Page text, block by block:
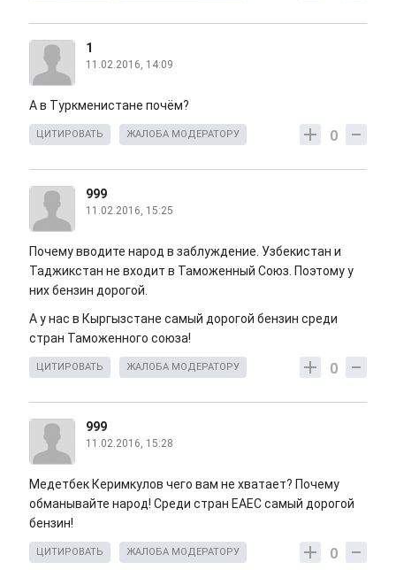
1
11.02.2016, 14:09
А в Туркменистане почём?
0
ЦИТИРОВАТЬ ЖАЛОБА МОДЕРАТОРУ
999
11.02.2016, 15:25
Почему вводите народ в заблуждение. Узбекистан и
Таджикстан не входит в Таможенный Союз. Поэтому у
них бензин дорогой.
А у нас в Кыргызстане самый дорогой бензин среди
стран Таможенного союза!
0
ЦИТИРОВАТЬ ЖАЛОБА МОДЕРАТОРУ
999
11.02.2016, 15:28
Медетбек Керимкулов чего вам не хватает? Почему
обманывайте народ! Среди стран ЕАЕС самый дорогой
бензин!
0
ЦИТИРОВАТЬ ЖАЛОБА МОДЕРАТОРУ